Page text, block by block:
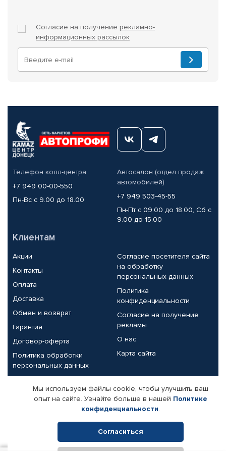
Согласие на получение рекламно-
информационных рассылок
Телефон колл-центра
+7 949 00-00-550
Пн-Вс с 9.00 до 18.00
Автосалон (отдел продаж
автомобилей)
+7 949 503-45-55
Пн-Пт с 09.00 до 18.00, Сб с
9.00 до 15.00
Клиентам
Акции
Контакты
Оплата
Доставка
Обмен и возврат
Гарантия
Договор-оферта
Политика обработки
персональных данных
Согласие посетителя сайта
на обработку
персональных данных
Политика
конфиденциальности
Согласие на получение
рекламы
О нас
Карта сайта
Партнерам
Корпоративным клиентам
Поставщикам
Реквизиты компании
Мы используем файлы cookie, чтобы улучшить ваш
опыт на сайте. Узнайте больше в нашей Политике
конфиденциальности.
Согласиться